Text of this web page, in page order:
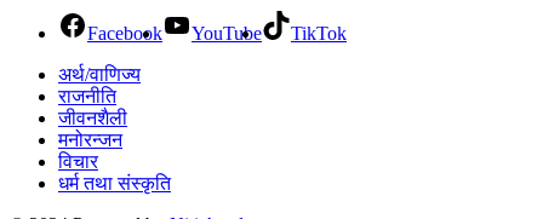
Facebook YouTube
TikTok
अर्थ/वाणिज्य
राजनीति
जीवनशैली
मनोरन्जन
विचार
धर्म तथा संस्कृति